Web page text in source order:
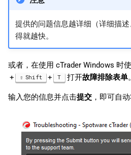
提供的问题信息越详细（详细描
得就越快。
或者，在使用 cTrader Windows 时
+ Shift + T 打开故障排除表单。
输入您的信息并点击提交 ，即可自